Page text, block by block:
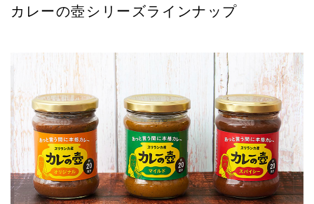
カレーの壺シリーズラインナップ